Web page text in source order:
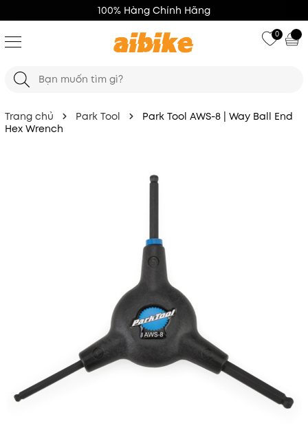
100% Hàng Chính Hãng
0
Trang chủ Park Tool
Park Tool AWS-8 | Way Ball End
Hex Wrench